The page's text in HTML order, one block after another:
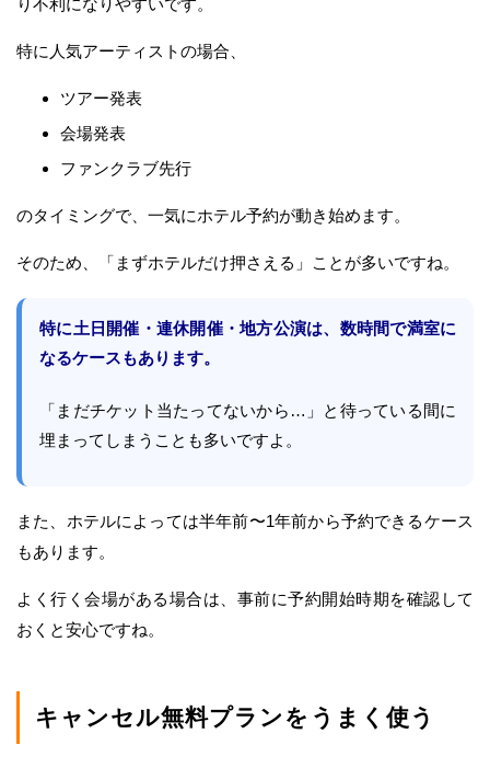
り不利になりやすいです。
特に人気アーティストの場合、
ツアー発表
会場発表
ファンクラブ先行
のタイミングで、一気にホテル予約が動き始めます。
そのため、「まずホテルだけ押さえる」ことが多いですね。
特に土日開催・連休開催・地方公演は、数時間で満室に
なるケースもあります。
「まだチケット当たってないから…」と待っている間に
埋まってしまうことも多いですよ。
また、ホテルによっては半年前〜1年前から予約できるケース
もあります。
よく行く会場がある場合は、事前に予約開始時期を確認して
おくと安心ですね。
キャンセル無料プランをうまく使う